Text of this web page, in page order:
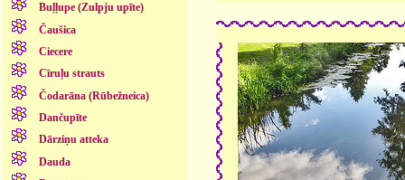
Buļļupe (Zulpju upīte)
Čaušica
Ciecere
Cīruļu strauts
Čodarāna (Rūbežneica)
Dančupīte
Dārziņu atteka
Dauda